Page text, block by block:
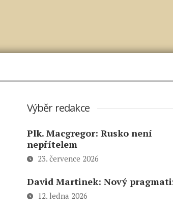
Výběr redakce
Plk. Macgregor: Rusko není
nepřítelem
23. července 2026
David Martinek: Nový
12. ledna 2026